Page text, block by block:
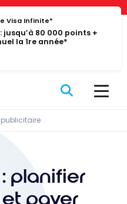
Visa Infinite*
jusqu’à 80 000 points +
la 1re année*
planifier
payer